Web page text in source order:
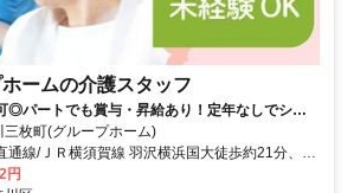
ームの介護スタッフ
◎パートでも賞与・昇給あり！定年なしでシニ
ダード上場企業だから安心。少人数制で一人ひ
プホーム
枚町(グループホーム)
通線/ＪＲ横須賀線 羽沢横浜国大徒歩約21分、相
国大徒歩約21分、横浜市営ブルーライン 片倉町
円